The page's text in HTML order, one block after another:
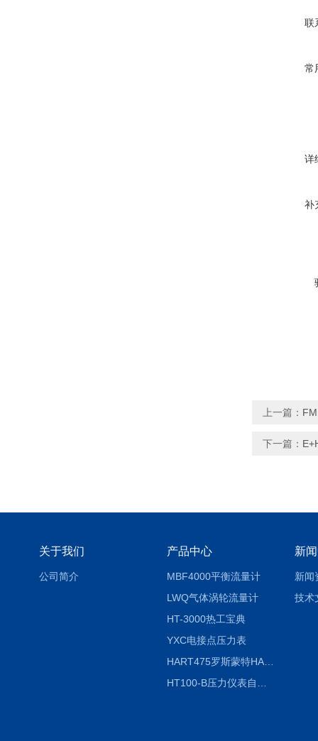
联
常
详
补
上一篇：
下一篇：
关于我们
公司简介
产品中心
MBF4000平衡流量计
LWQ气体涡轮流量计
HT-3000热工宝典
YXC电接点压力表
HART475罗斯蒙特HART475手操器
新
新闻
技术